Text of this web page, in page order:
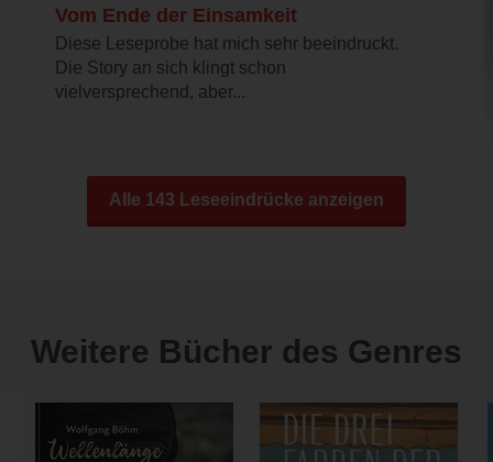
Vom Ende der Einsamkeit
Diese Leseprobe hat mich sehr beeindruckt.
Die Story an sich klingt schon
vielversprechend, aber...
Alle 143 Leseeindrücke anzeigen
Weitere Bücher des Genres